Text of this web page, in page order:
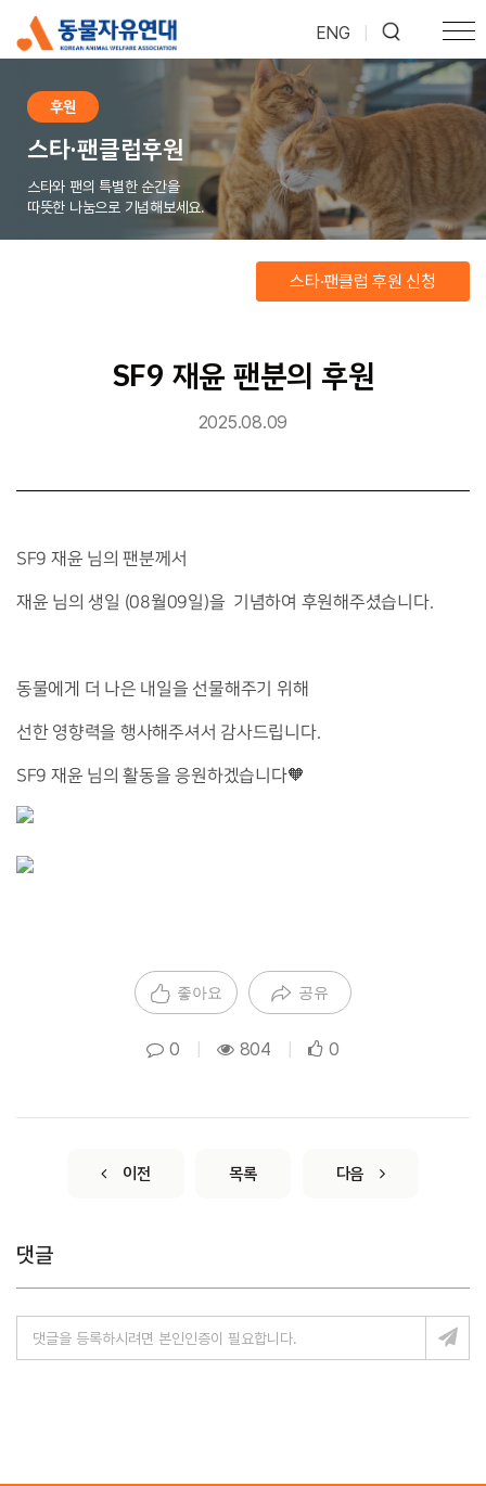
ENG
후원
스타·팬클럽후원
스타와 팬의 특별한 순간을
따뜻한 나눔으로 기념해보세요.
스타·팬클럽 후원 신청
SF9 재윤 팬분의 후원
2025.08.09
SF9 재윤 님의 팬분께서
재윤 님의 생일 (08월09일)을 기념하여 후원해주셨습니다.
동물에게 더 나은 내일을 선물해주기 위해
선한 영향력을 행사해주셔서 감사드립니다.
SF9 재윤 님의 활동을 응원하겠습니다🧡
좋아요 공유
0 804 0
이전 목록 다음
댓글